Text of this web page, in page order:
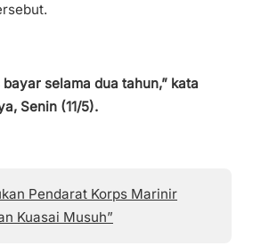
selama dua tahun,” kata
Senin (11/5).
Pendarat Korps Marinir
Kuasai Musuh”